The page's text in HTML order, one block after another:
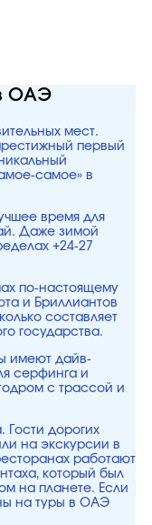
в ОАЭ
мест.
первый
самое» в
время для
Даже зимой
+24-27
по-настоящему
и Бриллиантов
составляет
государства.
имеют дайв-
серфинга и
с трассой и
Гости дорогих
на экскурсии в
работают
который был
на планете. Если
на туры в ОАЭ